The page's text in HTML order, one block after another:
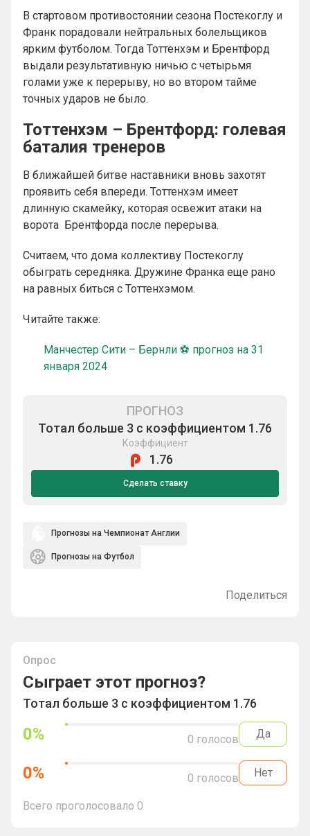
В стартовом противостоянии сезона Постекоглу и
Франк порадовали нейтральных болельщиков
ярким футболом. Тогда Тоттенхэм и Брентфорд
выдали результативную ничью с четырьмя
голами уже к перерыву, но во втором тайме
точных ударов не было.
Тоттенхэм – Брентфорд: голевая
баталия тренеров
В ближайшей битве наставники вновь захотят
проявить себя впереди. Тоттенхэм имеет
длинную скамейку, которая освежит атаки на
ворота Брентфорда после перерыва.
Считаем, что дома коллективу Постекоглу
обыграть середняка. Дружине Франка еще рано
на равных биться с Тоттенхэмом.
Читайте также:
Манчестер Сити – Бернли ⚽ прогноз на 31
января 2024
ПРОГНОЗ
Тотал больше 3 с коэффициентом 1.76
Коэффициент
1.76
Сделать ставку
Прогнозы на Чемпионат Англии
Прогнозы на Футбол
Поделиться
Опрос
Сыграет этот прогноз?
Тотал больше 3 с коэффициентом 1.76
0% 0 голосов Да
0% 0 голосов Нет
Всего проголосовало 0